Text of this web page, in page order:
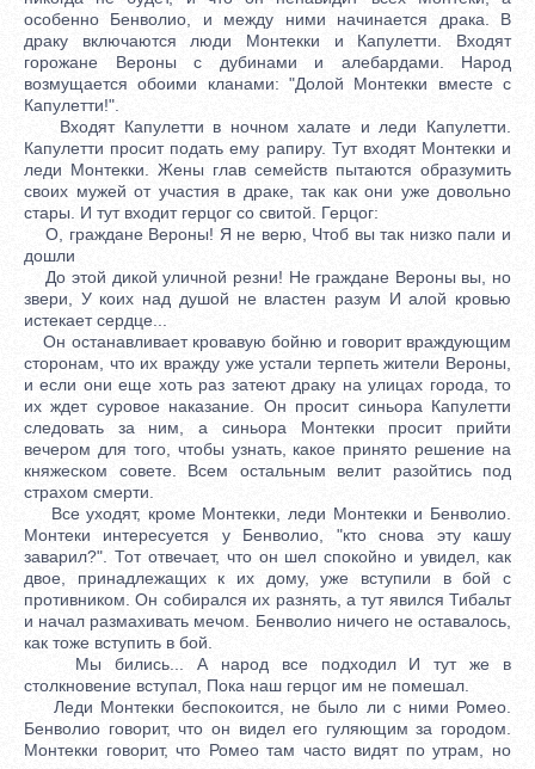
особенно Бенволио, и между ними начинается драка. В
драку включаются люди Монтекки и Капулетти. Входят
горожане Вероны с дубинами и алебардами. Народ
возмущается обоими кланами: "Долой Монтекки вместе с
Капулетти!".
Входят Капулетти в ночном халате и леди Капулетти.
Капулетти просит подать ему рапиру. Тут входят Монтекки и
леди Монтекки. Жены глав семейств пытаются образумить
своих мужей от участия в драке, так как они уже довольно
стары. И тут входит герцог со свитой. Герцог:
О, граждане Вероны! Я не верю, Чтоб вы так низко пали и
дошли
До этой дикой уличной резни! Не граждане Вероны вы, но
звери, У коих над душой не властен разум И алой кровью
истекает сердце...
Он останавливает кровавую бойню и говорит враждующим
сторонам, что их вражду уже устали терпеть жители Вероны,
и если они еще хоть раз затеют драку на улицах города, то
их ждет суровое наказание. Он просит синьора Капулетти
следовать за ним, а синьора Монтекки просит прийти
вечером для того, чтобы узнать, какое принято решение на
княжеском совете. Всем остальным велит разойтись под
страхом смерти.
Все уходят, кроме Монтекки, леди Монтекки и Бенволио.
Монтеки интересуется у Бенволио, "кто снова эту кашу
заварил?". Тот отвечает, что он шел спокойно и увидел, как
двое, принадлежащих к их дому, уже вступили в бой с
противником. Он собирался их разнять, а тут явился Тибальт
и начал размахивать мечом. Бенволио ничего не оставалось,
как тоже вступить в бой.
Мы бились... А народ все подходил И тут же в
столкновение вступал, Пока наш герцог им не помешал.
Леди Монтекки беспокоится, не было ли с ними Ромео. Бенволио говорит, что он видел его гуляющим за городом. Монтекки говорит, что Ромео там часто видят по утрам, но как только восходит солнце, так сын его запирается в своих апартаментах, и так каждый день, и беспокоится, что все это может плохо закончиться, ведь никто не знает причин такого поведения. Тут Бенволио замечает Ромео, и просит его родителей удалиться, говорит, что он сам сейчас все узнает. Монтекки и леди Монтекки уходят. Входит Ромео. Бенволио интересуется, "что за тоска тебя, мой друг, снедает?" Ромео признается, что он влюблен, но ему не отвечают взаимностью. Бенволио допытывается, кто же избранница его друга, однако Ромео так и не открывает своей тайны. Тогда Бенволио советует ему обратить свое внимание на других красоток. Ромео отметает эти предложения, говоря, что все остальные меркнут перед его возлюбленной. Они уходят. Сцена II На ту же улицу входят Капулетти, Парис и его слуга. Капу-летти недоумевает, почему бы им не жить с Монтекки в мире, они уже стары и пора забыть обиды. Парис же просит отдать за него замуж дочь Капулетти Джульетту. Но старик говорит, что она еще очень молода, ей нет и четырнадцати. Парис: "И помоложе под венец ведут". Капулетти: Зато их дети долго не живут! Так и моих всех прибрала могила, И только дочь любимая одна Отцовские надежды воплотила. Добейтесь, граф, ее расположенья — В делах сердечных ей самой решенье Принадлежит. Ей — жить, любить, страдать, Мне — на законный брак согласье дать! Затем он приглашает Париса на праздник, который состоится этой ночью. Отдает список приглашенных слуге и просит известить друзей согласно списку. Капулетти и Парис уходят. Слуга остается в растерянности, он не умеет читать, и решается обратиться к какому-нибудь ученому человеку. Тут входят Бенволио и Ромео, они продолжают начатую беседу о любви Ромео. Слуга решается подойти к ним и спрашивает у Ромео, умеет ли тот читать. Ромео читает слуге список, и спрашивает у слуги, куда же зовут такую веселую компанию. Слуга говорит, что все это приглашенные на ужин к его хозяину, тогда Ромео интересуется, кто же его хозяин. Слуга: "Да я вам и так расскажу: хозяин мой — богатый и знатный синьор Капулетти, и если вы, господа, не из дома Монтекки — считайте, что приглашены на чарку доброго вина! Счастливо оставаться...", после чего уходит. Бенволио предлагает Ромео воспользоваться приглашением, так как там будет Розалина, а с нею все красавицы Вероны. Ромео: Пойду, пожалуй... Но не веселиться, А созерцаньем милой насладиться. И друзья уходят. Сцена III Комната в доме Капулетти, в которую входят леди Капулетти и няня. Леди велит позвать дочь. Няня зовет Джульетту, та приходит. Леди Капулетти интересуется, исполнилось ли Джультте уже 14 или все еще 13. Няня напоминает мадам, что Джули исполнится 14 перед праздником летних святок, через две недели. Леди Капулетти хочет поговорить с Джульеттой о замужестве, говорит, что ее руки просит знатный граф Парис, и он будет на сегодняшнем празднике. Входит слуга и докладывает, что гости собрались и ужин готов. Все уходят. Сцена IV Улица. Входят Ромео, Меркуцио и Бенволио с несколькими масками, за ними слуги с факелами. Они припираются о том, что Ромео должен танцевать, а он говорит, что у него свинец на сердце и он тянет его вниз, следовательно танцевать он не может: Мне факел! Пусть беспечные танцоры Камыш бездушный каблуками топчут. Я вспоминаю поговорку дедов: Внесу вам свет и зрителем останусь. Разгар игры — а я уже пропал! Ромео высказывает свою тревогу по поводу предпринятого ими похода к Капулетти на маскарад. Он видел дурной сон и его мучают предчувствия: Боюсь, что слишком рано мы придем. Предчувствует душа, что волей звезд Началом несказанных бедствий будет Ночное это празднество. Оно Конец ускорит ненавистной жизни, Что теплится в груди моей, послав Мне страшную, безвременную смерть. Но тот, кто держит руль моей судьбы, Пускай направит парус мой. — Идем! Уходят. Сцена V Зал в доме Капулетти. Слуги сбились с ног, устраивая и убирая праздник господ. Входят Капулетти с Джульеттой и другими домочадцами. Они вышли встречать гостей. Музыка, гости танцуют. Ромео восхищается танцующей Джульеттой, не зная, кто она. Он признает, что она прекрасней той, в которую он был якобы влюблен, что то была не любовь (а влюблен он был в Розалину). Однако он имеет неосторожность высказаться об этом вслух, и его голос узнает Тибальт: Как, этот голос! Среди нас — Монтекки! Эй, паж, мой меч! Как! Негодяй посмел Сюда явиться под прикрытьем маски, Чтобы над нашим празднеством глумиться? О нет, клянусь я честью предков всех, Убить его я не сочту за грех! Капулетти интересуется у племянника, что он так разбушевался. Тибальт говорит, что обнаружил здесь Ромео и хочет с ним расправиться. Но хозяин дома просит оставить его, потому что Ромео ведет себя как истый дворянин, его "вся Верона хвалит за добродетель и учтивость". Тибальт возмущен, но дядя урезонивает его тем, что это его дом, и он не позволит среди гостей заводить смуту. Тибальт уходит, но напоследок грозит, что приход Ромео принесет тому не радость, а горе. А тем временем Ромео разговаривает с, Джульеттой и фактически признается ей в любви, целует ее. Тут приходит кормилица и говорит, что Джульетту просит прийти матушка, она уходит. Ромео интересуется у няни, кто мать Джульетты. Кормилица объясняет, что ее мать хозяйка дома и уходит. Праздник закончился, все, кроме Джульетты и кормилицы уходят. Джульетта интересуется у няни гостями, в том числе и Ромео, но няня не знает, кто он. Тогда воспитанница посылает ее узнать о нем. Возвратившись, няня сообщает, что то был Ромео Монтекки, "сын вашего врага — один наследник". Джульетта: Одна лишь в сердце ненависть была — И жизнь любви единственной дала. Не зная, слишком рано увидала И слишком поздно я, увы, узнала. Но победить я чувство не могу: Горю любовью к злейшему врагу. Джульетту зовут из дома, и они уходят. . Акт II Сцена I Переулок, стена перед садом Капулетти, куда приходит Ромео. После недолгого раздумья, Ромео перелезает через стену в сад. В это время входят Бенволио и Меркуцио. Бенволио ищет Ромео, а Меркуцио убеждает его, что тот должен быть давно уже в постели. Но Бенволио говорит, что видел, как Ромео перелез через стену. Друзья понимают, что искать Ромео бесполезно и уходят спать. Сцена II Сад Капулетти, входит Ромео. На балконе появляется Джульетта, она сетует на то, что Ромео — Монтекки, но она все равно его любит. И тут она замечает, что в саду не одна. В темноте она по голосу узнает Ромео. Тот признается ей в любви. Джульетта беспокоится, что его может кто-нибудь увидеть из ее родных. На что Ромео отвечает: Меня укроет ночь своим плащом. Но коль не любишь — пусть меня увидят. Мне легче жизнь от их вражды окончить, Чем смерть отсрочить без твоей любви. Ромео признается Джульетте в любви, она в ответ говорит ему о своей. Но тут в доме слышится шум, кормилица зовет свою воспитанницу, Джульетта уходит. Ромео счастлив оттого, что случилось этой ночью. Тут возвращается Джульетта и говорит, что если он ее действительно любит, то она согласна на брак, и пошлет к нему завтра утром кого-нибудь, и с ней он должен передать "где и когда обряд свершить" он хочет. Кормилица опять зовет Джульетту и та уходит. Ромео тоже уходит. Сцена III Келья брата Лоренцо. Входит брат Лоренцо с корзиной. Вслед за ним входит Ромео. Лоренцо интересуется, где был Ромео всю эту ночь. Ромео: Я пировал всю ночь с врагом моим, И невзначай — смертельно ранен им, И ранил сам его, а исцеленья Мы оба ждем от твоего уменья. Как видишь, ненавидеть не могу — Помочь прошу и моему врагу. И Ромео рассказывает о своей любви к дочери Капулетти, и просит освятить их брак. Лоренцо пообещал сделать все, что возможно, чтобы устроить их брак: "От этого союза — счастья жду, в любовь он может превратить вражду". Сцена IV Улица, входят Бенволио и Меркуцио. Они говорят о Ромео. Меркуцио считает, что Ромео сохнет по Розалине, и потому бродит по ночам. Бенволио сообщает, что племянник Капулетти Тибальт прислал записку для Ромео. Тут появляется Ромео. Друзья шутят друг над другом, Ромео весел и тоже шутит с ними. Входят кормилица и Пьетро. Она ищет молодого Ромео, и говорит, что ей надо поговорить с ним наедине. Бенволио и Меркуцио уходят. Ромео просит кормилицу передать Джульетте, чтобы та пришла под вечер на исповедь к брату Лоренцо, который исповедует их и обвенчает. После этого кормилица и Пьетро уходят. Сцена V Сад Капулетти, входит Джульетта. Тут же приходит кормилица и сообщает о том, что просил передать Ромео. Джульетта радостно бежит собираться. Они обе уходят. Сцена VI Келья брата Лоренцо, входят брат Лоренцо и Ромео. Входит Джульетта. Влюбленные осыпают друг друга любовными комплементами. Лоренцо: Идем, идем, терять не будем время, Вдвоем вас не оставлю все равно, Пока не свяжет церковь вас в одно. Все уходят. Акт III Сцена I Площадь в Вероне. Входят Меркуцио, Бенволио, пажи и слуги. Бенволио уговаривает Меркуцио уйти отсюда, дабы опять не начать ссоры с людьми Капулетти, которые бродят тут повсюду. Входят Тибальт и другие. Тибальт и Меркуцио обмениваются язвительными насмешками. Входит Ромео. Тибальт говорит Ромео о своей ненависти к нему. Ромео: Но у меня, Тибальт, причина есть Любить тебя; она тебе прощает Всю ярость гневных слов. Я не подлец. Прощай! Я вижу, ты меня не знаешь. Ромео хочет уйти, но Тибальт его останавливает и велит обнажить меч. На что Ромео отвечает отказом. Тогда Тибальт старается оскорбить его. Тут вступает Меркуцио и они с Тибальтом обнажают шпаги. Ромео и Бенволио пытаются разнять дерущихся. Тибальт из-под руки Ромео ранит Меркуцио и убегает со своими спутниками. Бенволио уводит Меркуцио. Отведя Меркуцио Бенволио возвращается и сообщает Ромео, что Меркуцио умер. Ромео: О черный день! Он лишь начало бед! Придут за ним еще другие вслед. Входит Тибальт. Ромео от горя за друга пришел в ярость, и они с Тибальтом дерутся на шпагах. Тибальт падает. Бенволио просит Ромео бежать отсюда, иначе герцог велит его казнить. Ромео убегает. Бенво